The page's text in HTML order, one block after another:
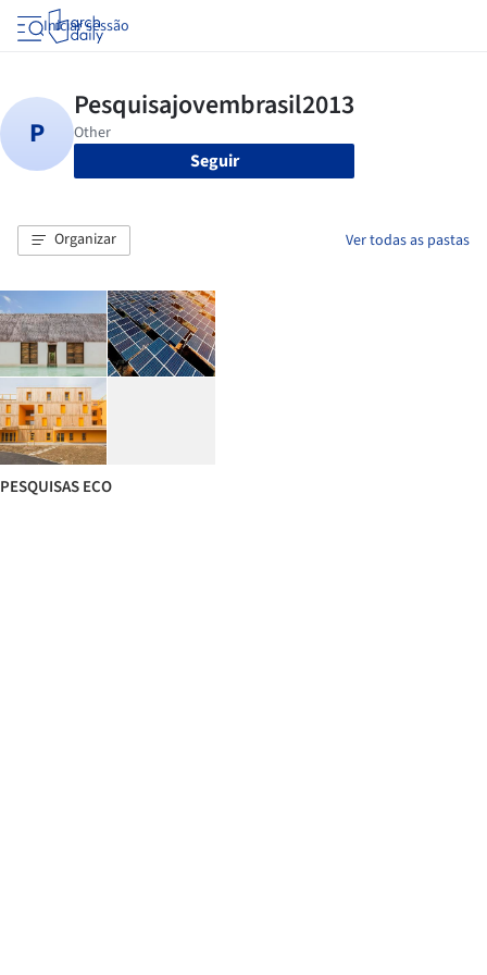
Iniciar sessão
Seguir
Organizar Ver todas as pastas
PESQUISAS ECO